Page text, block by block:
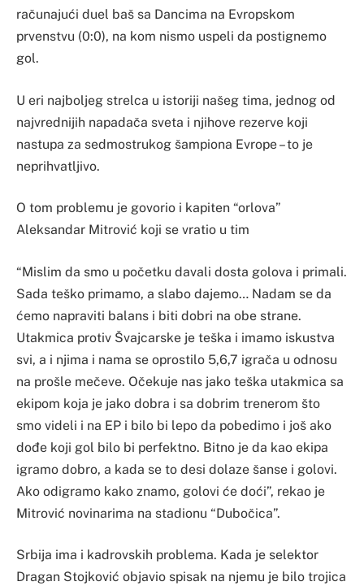
računajući duel baš sa Dancima na Evropskom
prvenstvu (0:0), na kom nismo uspeli da postignemo
gol.
U eri najboljeg strelca u istoriji našeg tima, jednog od
najvrednijih napadača sveta i njihove rezerve koji
nastupa za sedmostrukog šampiona Evrope – to je
neprihvatljivo.
O tom problemu je govorio i kapiten “orlova”
Aleksandar Mitrović koji se vratio u tim
“Mislim da smo u početku davali dosta golova i primali.
Sada teško primamo, a slabo dajemo… Nadam se da
ćemo napraviti balans i biti dobri na obe strane.
Utakmica protiv Švajcarske je teška i imamo iskustva
svi, a i njima i nama se oprostilo 5,6,7 igrača u odnosu
na prošle mečeve. Očekuje nas jako teška utakmica sa
ekipom koja je jako dobra i sa dobrim trenerom što
smo videli i na EP i bilo bi lepo da pobedimo i još ako
dođe koji gol bilo bi perfektno. Bitno je da kao ekipa
igramo dobro, a kada se to desi dolaze šanse i golovi.
Ako odigramo kako znamo, golovi će doći”, rekao je
Mitrović novinarima na stadionu “Dubočica”.
Srbija ima i kadrovskih problema. Kada je selektor
Dragan Stojković objavio spisak na njemu je bilo trojica